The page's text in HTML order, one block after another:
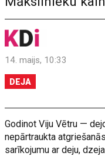
14. maijs, 10:33
DEJA
Godinot Viju Vētru —
nepārtraukta
sarīkojumu ar deju,